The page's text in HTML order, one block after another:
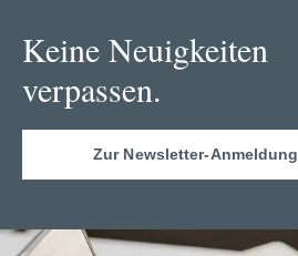
Keine Neuigkeiten
verpassen.
Zur Newsletter-Anmeldung